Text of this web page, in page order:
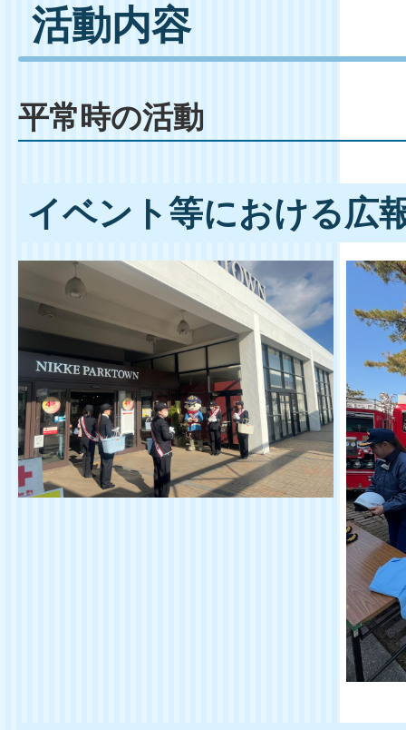
活動内容
平常時の活動
イベント等における広